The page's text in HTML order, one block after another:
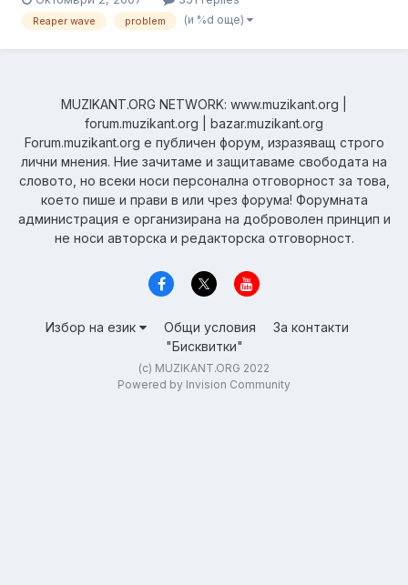
Reaper wave problem (и %d още)
MUZIKANT.ORG NETWORK: www.muzikant.org |
forum.muzikant.org | bazar.muzikant.org
Forum.muzikant.org е публичен форум, изразяващ строго
лични мнения. Ние зачитаме и защитаваме свободата на
словото, но всеки носи персонална отговорност за това,
което пише и прави в или чрез форума! Форумната
администрация е организирана на доброволен принцип и
не носи авторска и редакторска отговорност.
Избор на език Общи условия
За контакти
"Бисквитки"
(c) MUZIKANT.ORG 2022
Powered by Invision Community